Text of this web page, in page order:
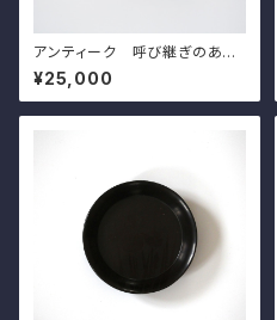
アンティーク 呼び継ぎのある
山茶碗 d16.5cm Antique J
apanese Repaired Yama C
hawan 12th-13th C
¥25,000